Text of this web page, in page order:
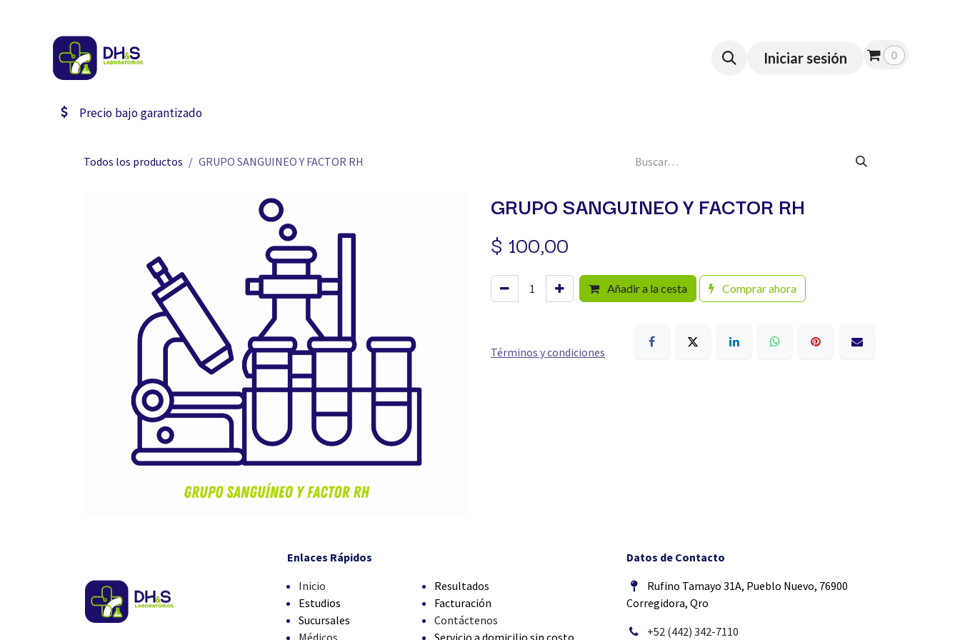
EmpresasIniciar sesión 0
Precio bajo garantizado
Todos los productos GRUPO SANGUINEO Y FACTOR RH
GRUPO SANGUINEO Y FACTOR RH
$ 100,00
Añadir a la cesta Comprar ahora
Términos y condiciones
Enlaces Rápidos
Inicio
Estudios
Sucursales
Médicos
Resultados
Facturación
Contáctenos
Servicio a domicilio sin costo
Datos de Contacto
Rufino Tamayo 31A, Pueblo Nuevo, 76900
Corregidora, Qro
+52 (442) 342-7110